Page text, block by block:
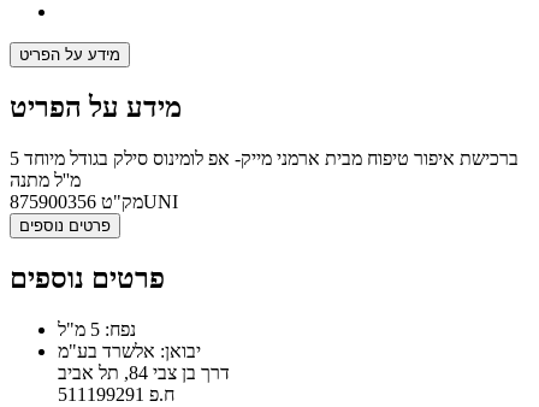
מידע על הפריט
מידע על הפריט
ברכישת איפור טיפוח מבית ארמני מייק- אפ לומינוס סילק בגודל מיוחד 5
מ''ל מתנה
מק"ט875900356UNI
פרטים נוספים
פרטים נוספים
נפח: 5 מ"ל
יבואן: אלשרד בע"מ
דרך בן צבי 84, תל אביב
ח.פ 511199291